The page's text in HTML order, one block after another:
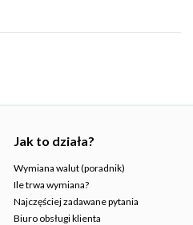
Jak to działa?
Wymiana walut (poradnik)
Ile trwa wymiana?
Najczęściej zadawane pytania
Biuro obsługi klienta